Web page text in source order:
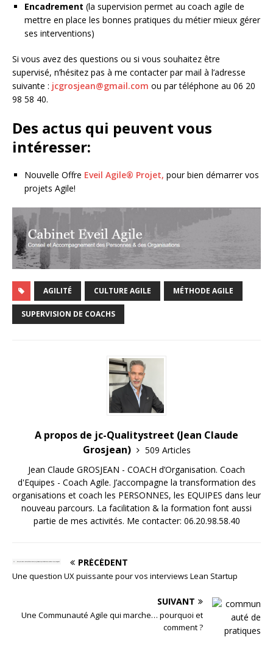
Encadrement (la supervision permet au coach agile de
mettre en place les bonnes pratiques du métier mieux gérer
ses interventions)
Si vous avez des questions ou si vous souhaitez être
supervisé, n’hésitez pas à me contacter par mail à l’adresse
suivante : jcgrosjean@gmail.com ou par téléphone au 06 20
98 58 40.
Des actus qui peuvent vous
intéresser:
Nouvelle Offre Eveil Agile® Projet, pour bien démarrer vos
projets Agile!
AGILITÉ CULTURE AGILE MÉTHODE AGILE
SUPERVISION DE COACHS
A propos de jc-Qualitystreet (Jean Claude
Grosjean)
509 Articles
Jean Claude GROSJEAN - COACH d’Organisation. Coach
d'Equipes - Coach Agile. J’accompagne la transformation des
organisations et coach les PERSONNES, les EQUIPES dans leur
nouveau parcours. La facilitation & la formation font aussi
partie de mes activités. Me contacter: 06.20.98.58.40
PRÉCÉDENT
Une question UX puissante pour vos interviews Lean Startup
SUIVANT
Une Communauté Agile qui marche… pourquoi et
comment ?